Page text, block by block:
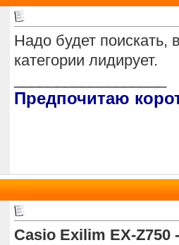
Надо будет поискать,
категории лидирует.
Предпочитаю
Casio Exilim EX-Z750